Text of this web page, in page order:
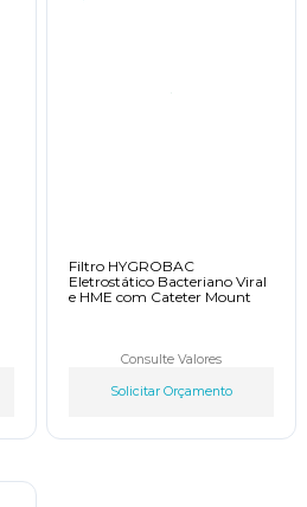
Filtro HYGROBAC
Eletrostático Bacteriano Viral
e HME com Cateter Mount
Consulte Valores
Solicitar Orçamento